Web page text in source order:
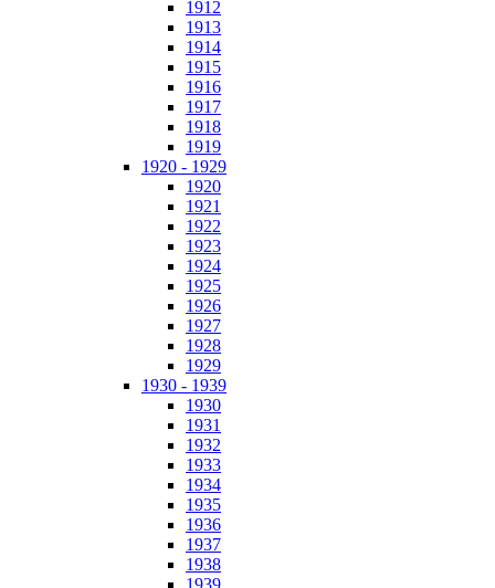
1912
1913
1914
1915
1916
1917
1918
1919
1920 - 1929
1920
1921
1922
1923
1924
1925
1926
1927
1928
1929
1930 - 1939
1930
1931
1932
1933
1934
1935
1936
1937
1938
1939